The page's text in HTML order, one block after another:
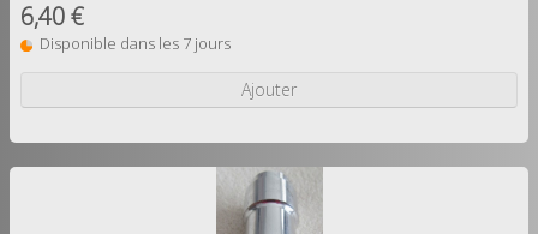
6,40 €
Disponible dans les 7 jours
Ajouter